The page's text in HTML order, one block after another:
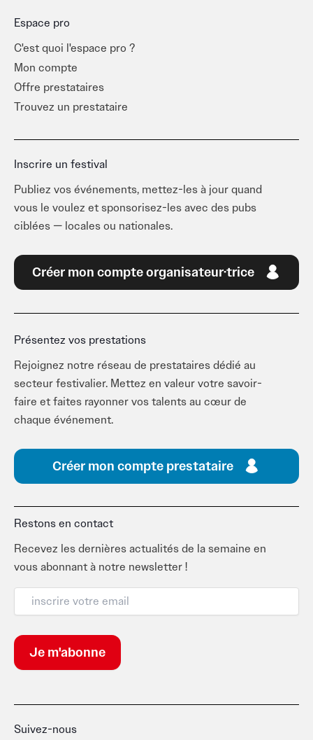
Espace pro
C'est quoi l'espace pro ?
Mon compte
Offre prestataires
Trouvez un prestataire
Inscrire un festival
Publiez vos événements, mettez-les à jour quand
vous le voulez et sponsorisez-les avec des pubs
ciblées — locales ou nationales.
Créer mon compte organisateur·trice
Présentez vos prestations
Rejoignez notre réseau de prestataires dédié au
secteur festivalier. Mettez en valeur votre savoir-
faire et faites rayonner vos talents au cœur de
chaque événement.
Créer mon compte prestataire
Restons en contact
Recevez les dernières actualités de la semaine en
vous abonnant à notre newsletter !
Suivez-nous